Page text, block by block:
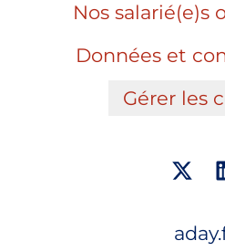
Nos salarié(e)s
Données et
Gérer les